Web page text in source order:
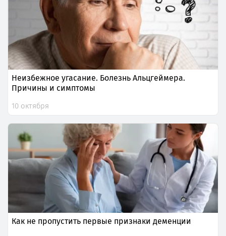
Неизбежное угасание. Болезнь Альцгеймера.
Причины и симптомы
10 октября
Как не пропустить первые признаки деменции